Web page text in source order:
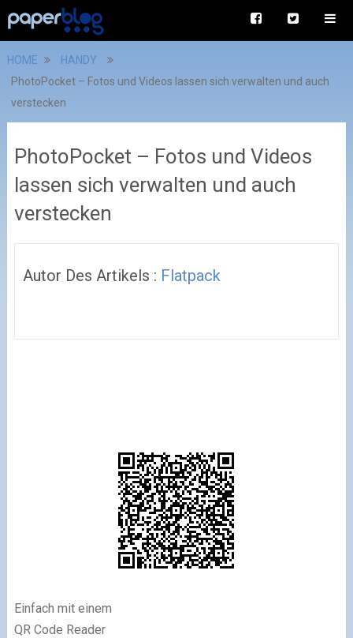
HOME
HANDY
PhotoPocket – Fotos und Videos lassen sich verwalten und auch
verstecken
PhotoPocket – Fotos und Videos
lassen sich verwalten und auch
verstecken
Autor Des Artikels : Flatpack
Einfach mit einem
QR Code Reader